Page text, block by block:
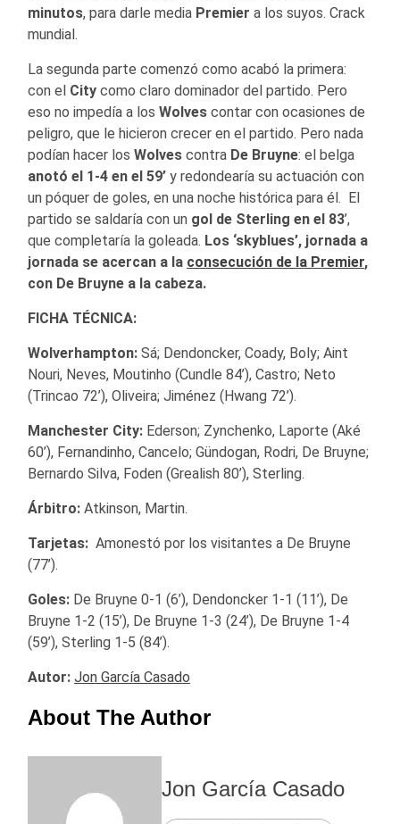
minutos, para darle media Premier a los suyos. Crack
mundial.
La segunda parte comenzó como acabó la primera:
con el City como claro dominador del partido. Pero
eso no impedía a los Wolves contar con ocasiones de
peligro, que le hicieron crecer en el partido. Pero nada
podían hacer los Wolves contra De Bruyne: el belga
anotó el 1-4 en el 59’ y redondearía su actuación con
un póquer de goles, en una noche histórica para él. El
partido se saldaría con un gol de Sterling en el 83’,
que completaría la goleada. Los ‘skyblues’, jornada a
jornada se acercan a la consecución de la Premier,
con De Bruyne a la cabeza.
FICHA TÉCNICA:
Wolverhampton: Sá; Dendoncker, Coady, Boly; Aint
Nouri, Neves, Moutinho (Cundle 84’), Castro; Neto
(Trincao 72’), Oliveira; Jiménez (Hwang 72’).
Manchester City: Ederson; Zynchenko, Laporte (Aké
60’), Fernandinho, Cancelo; Gündogan, Rodri, De Bruyne;
Bernardo Silva, Foden (Grealish 80’), Sterling.
Árbitro: Atkinson, Martin.
Tarjetas: Amonestó por los visitantes a De Bruyne
(77’).
Goles: De Bruyne 0-1 (6’), Dendoncker 1-1 (11’), De
Bruyne 1-2 (15’), De Bruyne 1-3 (24’), De Bruyne 1-4
(59’), Sterling 1-5 (84’).
Autor: Jon García Casado
About The Author
Jon García Casado